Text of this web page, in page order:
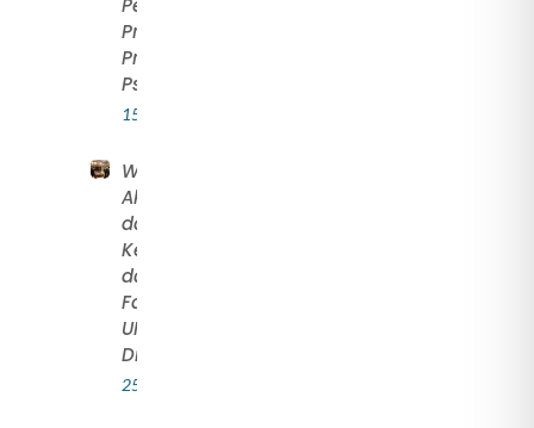
Pengelolaan
Program
Profesi
Psikologi
15 April 2026
Wakil Dekan
Akademik, Riset,
dan
Kemahasiswaan
dari Dua
Fakultas Baru
UNS Resmi
Dilantik
25 July 2022